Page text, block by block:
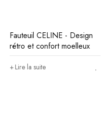
Fauteuil CELINE - Design
rétro et confort moelleux
Lire la suite